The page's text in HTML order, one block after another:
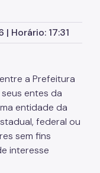
Horário: 17:31
a Prefeitura
entes da
entidade da
federal ou
sem fins
interesse